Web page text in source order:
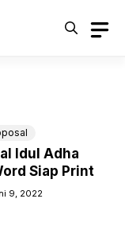
Idul Adha
Siap Print
9, 2022